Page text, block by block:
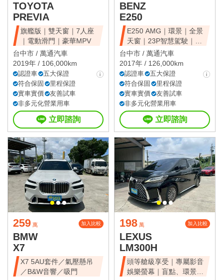
TOYOTA
PREVIA
旗艦版｜雙天窗｜7人座
｜電動滑門｜豪華MPV
台中市 / 萬通汽車
2019年 / 106,000km
認證車
五大保證
符合保固
里程保證
實車實價
友善試車
非多元化營業用車
立即諮詢
BENZ
E250
E250 AMG｜環景｜全景
天窗｜23P智慧駕駛｜總
代理
台中市 / 萬通汽車
2017年 / 126,000km
認證車
五大保證
符合保固
里程保證
實車實價
友善試車
非多元化營業用車
立即諮詢
259 萬 加入比較
BMW
X7
X7 5AU套件／氣壓懸吊
／B&W音響／吸門
198 萬 加入比較
LEXUS
LM300H
頭等艙級享受｜專屬影音
娛樂螢幕｜盲點、環景、